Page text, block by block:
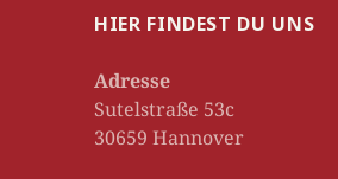
HIER FINDEST DU UNS
Adresse
Sutelstraße 53c
30659 Hannover